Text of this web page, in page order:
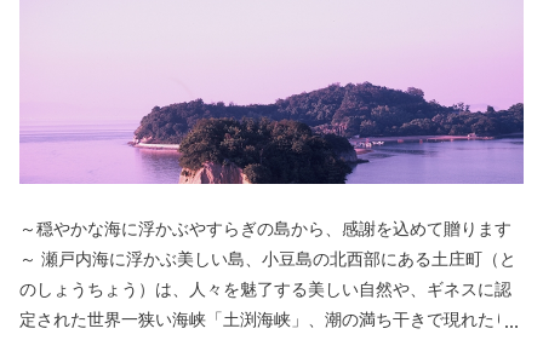
～穏やかな海に浮かぶやすらぎの島から、感謝を込めて贈ります
～ 瀬戸内海に浮かぶ美しい島、小豆島の北西部にある土庄町（と
のしょうちょう）は、人々を魅了する美しい自然や、ギネスに認
定された世界一狭い海峡「土渕海峡」、潮の満ち干きで現れたり